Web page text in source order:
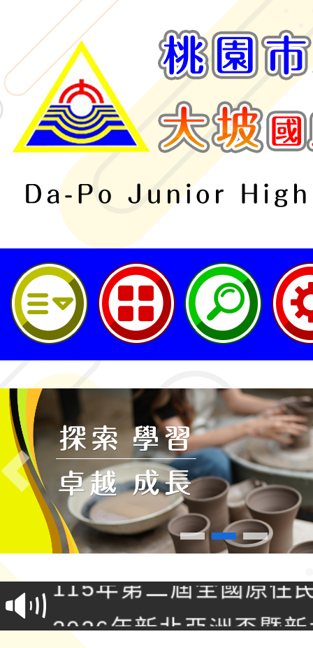
桃園市立大坡國民中學
Previous
轉知桃園市政府交通局
桃「我的減碳存摺2.0
2026年新北亞洲盃暨